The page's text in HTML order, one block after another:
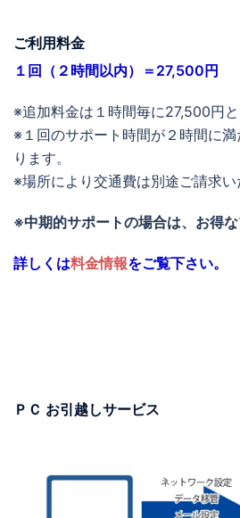
ご利用料金
１回（２時間以内）＝27,500円
※追加料金は１時間毎に27,500円と
※１回のサポート時間が２時間に
ります。
※場所により交通費は別途ご請求い
※中期的サポートの場合は、お得な
詳しくは料金情報をご覧下さい。
ＰＣ お引越しサービス